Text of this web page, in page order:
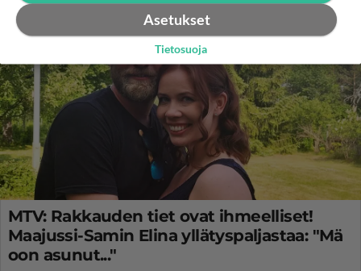
MTV: Rakkauden tiet ovat ihmeelliset!
Maajussi-Samin Elina yllätyspaljastaa: "Mä
oon asunut..."
Asetukset
Tietosuoja